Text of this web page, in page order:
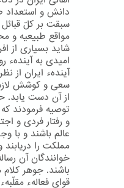
دانش و استعداد
سبقت بر کلّ
مواقع طبیعیه و
شاید بسیاری از
امیدی به آیندهء
آیندهء ایران از
سعی و كوشش
از آن دست یابد.
توصیه فرمودند
و رفتار فردی و
عالم باشند و با
مملكت را
خوانندگان آن
باشند. جوهر
قوای فعالهء